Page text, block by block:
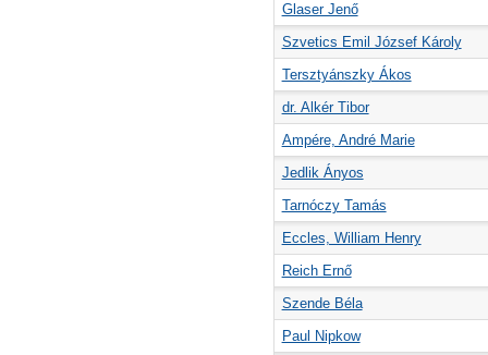
Glaser Jenő
Szvetics Emil József Károly
Tersztyánszky Ákos
dr. Alkér Tibor
Ampére, André Marie
Jedlik Ányos
Tarnóczy Tamás
Eccles, William Henry
Reich Ernő
Szende Béla
Paul Nipkow